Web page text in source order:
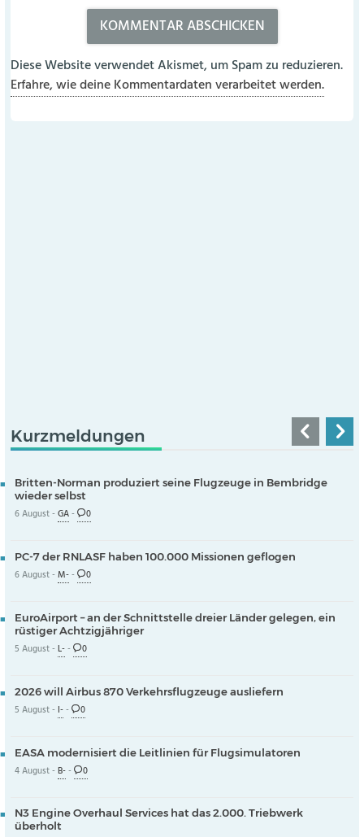
Diese Website verwendet Akismet, um Spam zu reduzieren.
Erfahre, wie deine Kommentardaten verarbeitet werden.
Kurzmeldungen
Britten-Norman produziert seine Flugzeuge in Bembridge
wieder selbst
6 August -GA- 0
PC-7 der RNLASF haben 100.000 Missionen geflogen
6 August -M-- 0
EuroAirport – an der Schnittstelle dreier Länder gelegen, ein
rüstiger Achtzigjähriger
5 August -L-- 0
2026 will Airbus 870 Verkehrsflugzeuge ausliefern
5 August - I-- 0
EASA modernisiert die Leitlinien für Flugsimulatoren
4 August -B-- 0
N3 Engine Overhaul Services hat das 2.000. Triebwerk
überholt